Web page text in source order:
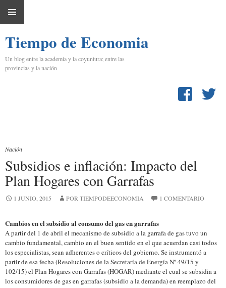
PRINCIPAL
CONTENIDO
Tiempo de Economia
Un blog entre la academia y la coyuntura; entre las
provincias y la nación
Nación
Subsidios e inflación: Impacto del
Plan Hogares con Garrafas
1 JUNIO, 2015 POR TIEMPODEECONOMIA 1 COMENTARIO
Cambios en el subsidio al consumo del gas en garrafas
A partir del 1 de abril el mecanismo de subsidio a la garrafa de gas tuvo un
cambio fundamental, cambio en el buen sentido en el que acuerdan casi todos
los especialistas, sean adherentes o críticos del gobierno. Se instrumentó a
partir de esa fecha (Resoluciones de la Secretaría de Energía Nº 49/15 y
102/15) el Plan Hogares con Garrafas (HOGAR) mediante el cual se subsidia a
los consumidores de gas en garrafas (subsidio a la demanda) en reemplazo del